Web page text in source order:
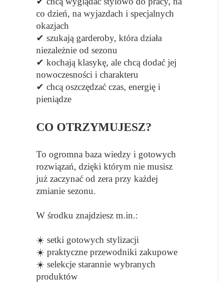
co dzień, na wyjazdach i specjalnych
okazjach
✔ szukają garderoby, która działa
niezależnie od sezonu
✔ kochają klasykę, ale chcą dodać jej
nowoczesności i charakteru
✔ chcą oszczędzać czas, energię i
pieniądze
CO OTRZYMUJESZ?
To ogromna baza wiedzy i gotowych
rozwiązań, dzięki którym nie musisz
już zaczynać od zera przy każdej
zmianie sezonu.
W środku znajdziesz m.in.:
☀️ setki gotowych stylizacji
☀️ praktyczne przewodniki zakupowe
☀️ selekcje starannie wybranych
produktów